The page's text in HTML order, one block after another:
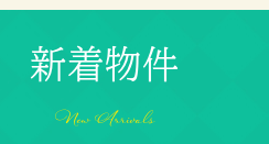
新着物件
New Arrivals